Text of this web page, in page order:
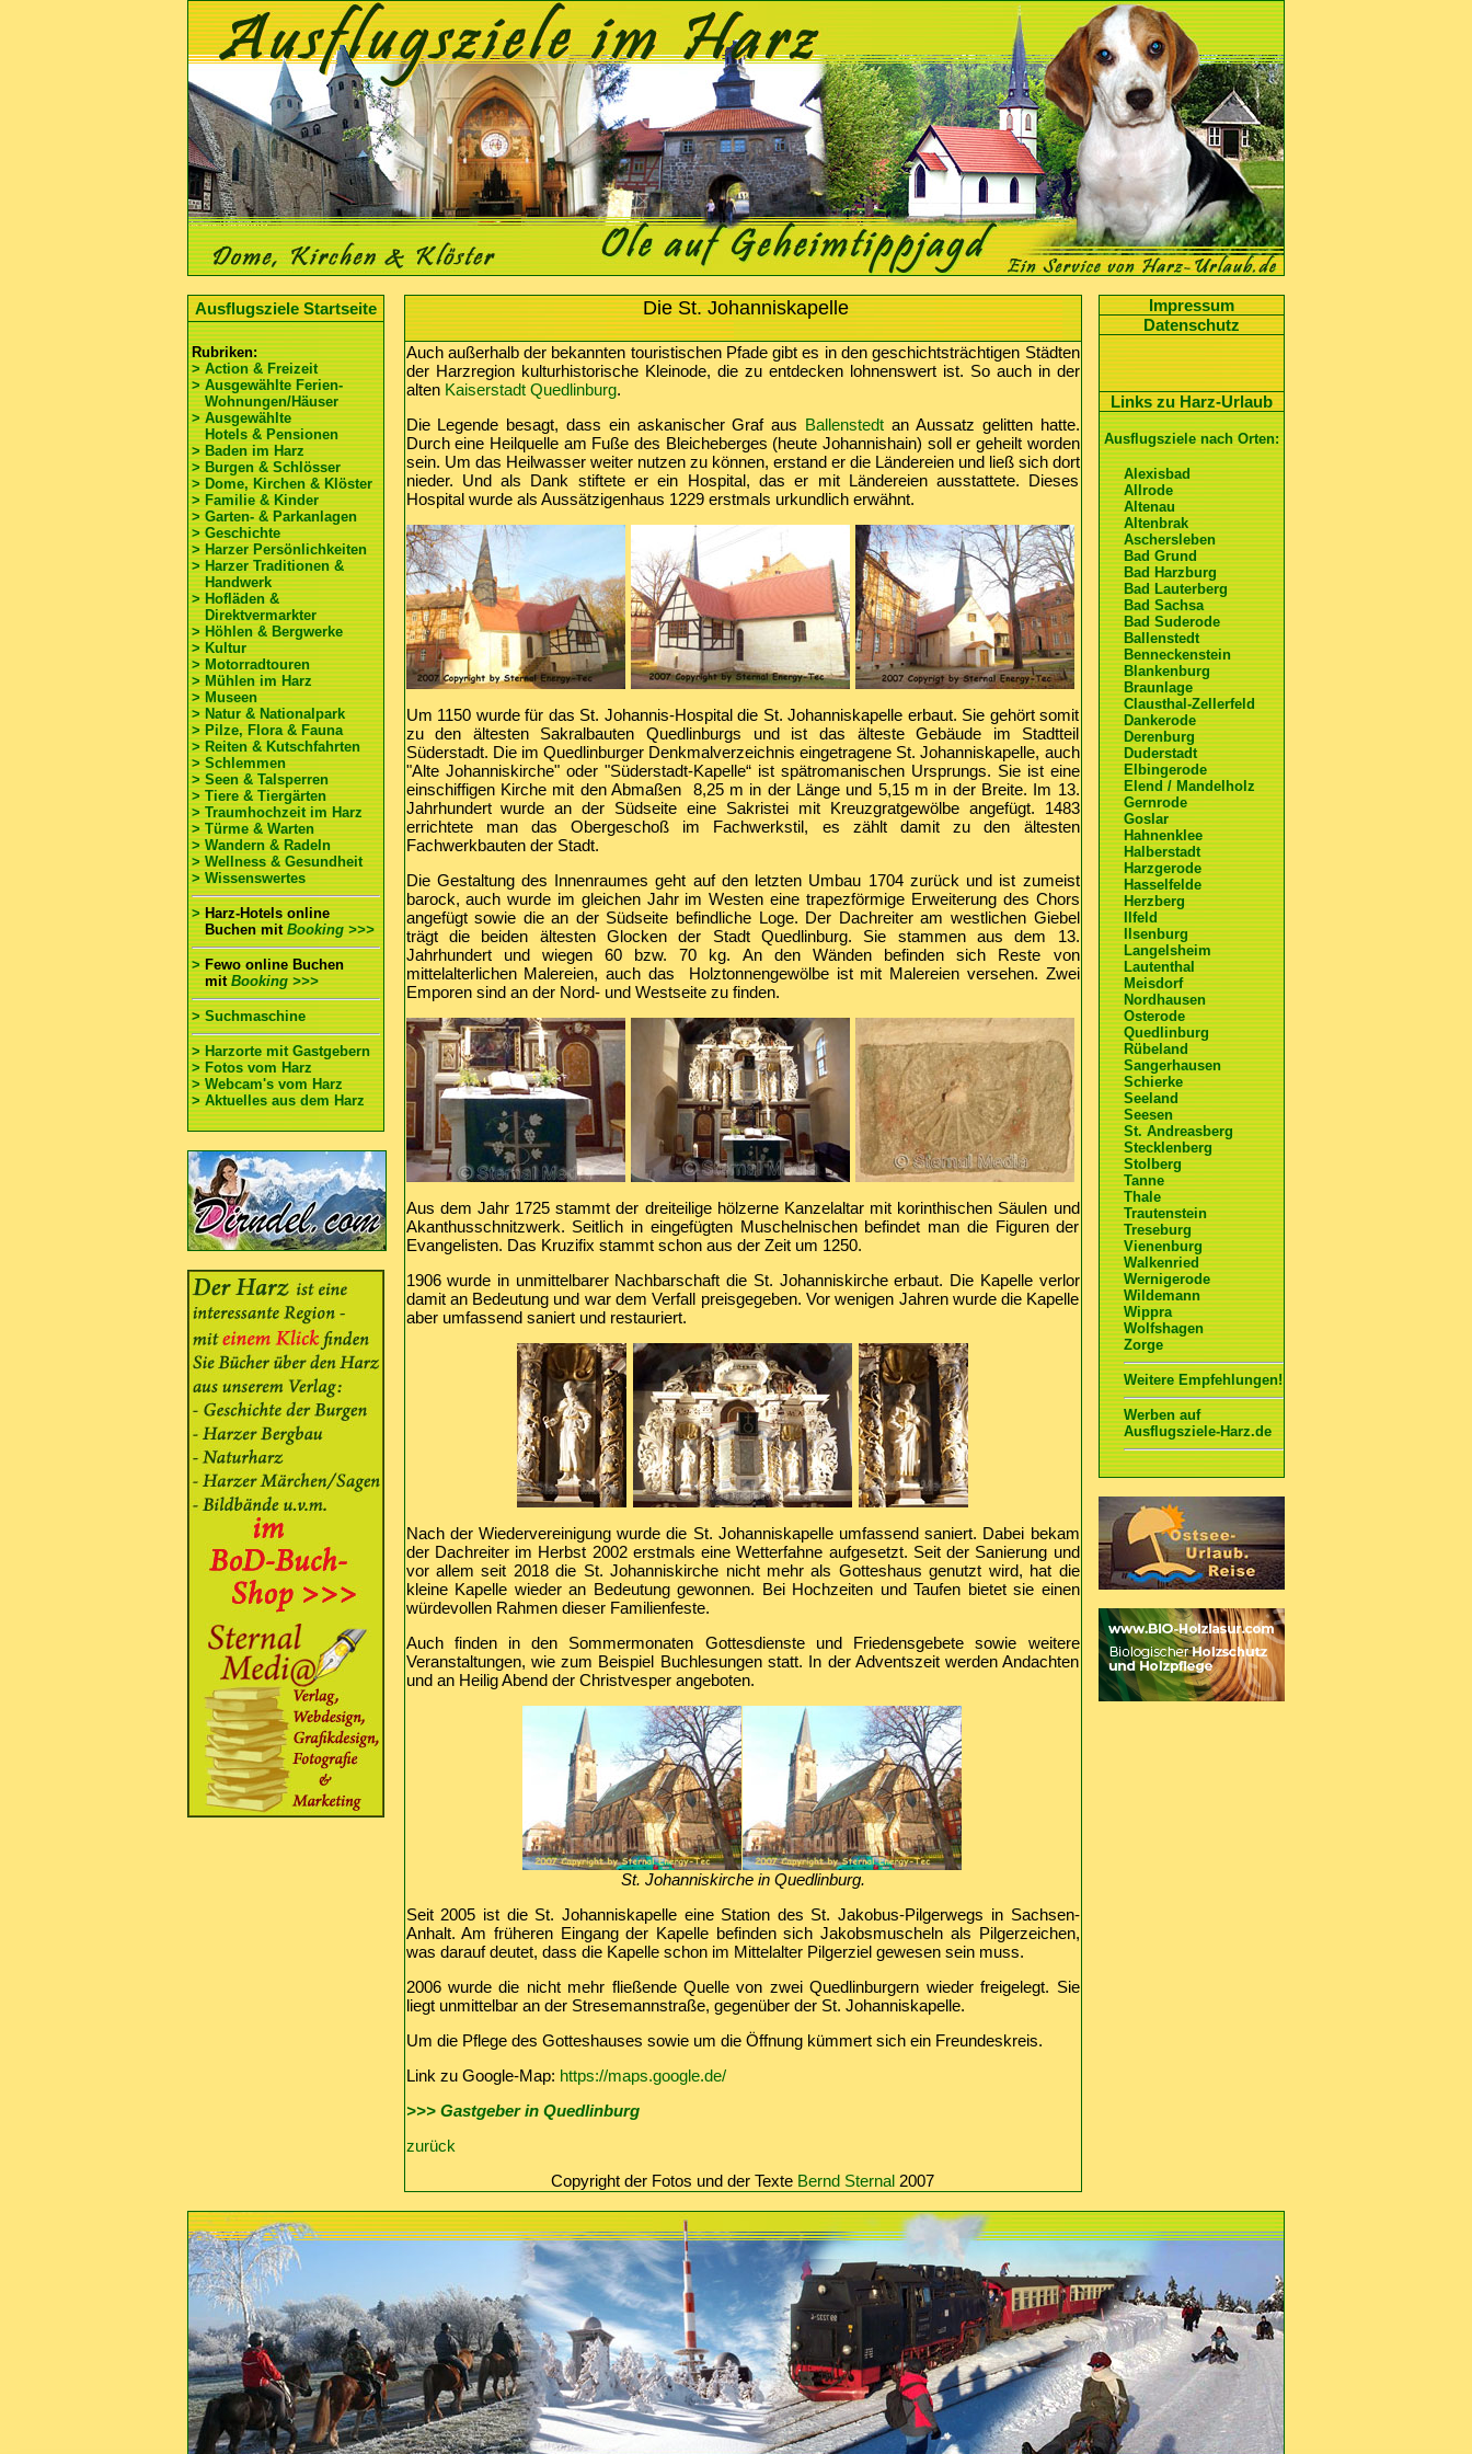
Ausflugsziele Startseite
Rubriken:
> Action & Freizeit
> Ausgewählte Ferien-
Wohnungen/Häuser
> Ausgewählte
Hotels & Pensionen
> Baden im Harz
> Burgen & Schlösser
> Dome, Kirchen & Klöster
> Familie & Kinder
> Garten- & Parkanlagen
> Geschichte
> Harzer Persönlichkeiten
> Harzer Traditionen &
Handwerk
> Hofläden &
Direktvermarkter
> Höhlen & Bergwerke
> Kultur
> Motorradtouren
> Mühlen im Harz
> Museen
> Natur & Nationalpark
> Pilze, Flora & Fauna
> Reiten & Kutschfahrten
> Schlemmen
> Seen & Talsperren
> Tiere & Tiergärten
> Traumhochzeit im Harz
> Türme & Warten
> Wandern & Radeln
> Wellness & Gesundheit
> Wissenswertes
>Harz-Hotels online
Buchen mit Booking >>>
>Fewo online Buchen
mitBooking >>>
> Suchmaschine
> Harzorte mit Gastgebern
> Fotos vom Harz
> Webcam's vom Harz
> Aktuelles aus dem Harz
Die St. Johanniskapelle
Auch außerhalb der bekannten touristischen Pfade gibt es in den geschichtsträchtigen Städten
der Harzregion kulturhistorische Kleinode, die zu entdecken lohnenswert ist. So auch in der
alten Kaiserstadt Quedlinburg.
Die Legende besagt, dass ein askanischer Graf aus Ballenstedt an Aussatz gelitten hatte.
Durch eine Heilquelle am Fuße des Bleicheberges (heute Johannishain) soll er geheilt worden
sein. Um das Heilwasser weiter nutzen zu können, erstand er die Ländereien und ließ sich dort
nieder. Und als Dank stiftete er ein Hospital, das er mit Ländereien ausstattete. Dieses
Hospital wurde als Aussätzigenhaus 1229 erstmals urkundlich erwähnt.
Um 1150 wurde für das St. Johannis-Hospital die St. Johanniskapelle erbaut. Sie gehört somit
zu den ältesten Sakralbauten Quedlinburgs und ist das älteste Gebäude im Stadtteil
Süderstadt. Die im Quedlinburger Denkmalverzeichnis eingetragene St. Johanniskapelle, auch
"Alte Johanniskirche" oder "Süderstadt-Kapelle“ ist spätromanischen Ursprungs. Sie ist eine
einschiffigen Kirche mit den Abmaßen 8,25 m in der Länge und 5,15 m in der Breite. Im 13.
Jahrhundert wurde an der Südseite eine Sakristei mit Kreuzgratgewölbe angefügt. 1483
errichtete man das Obergeschoß im Fachwerkstil, es zählt damit zu den ältesten
Fachwerkbauten der Stadt.
Die Gestaltung des Innenraumes geht auf den letzten Umbau 1704 zurück und ist zumeist
barock, auch wurde im gleichen Jahr im Westen eine trapezförmige Erweiterung des Chors
angefügt sowie die an der Südseite befindliche Loge. Der Dachreiter am westlichen Giebel
trägt die beiden ältesten Glocken der Stadt Quedlinburg. Sie stammen aus dem 13.
Jahrhundert und wiegen 60 bzw. 70 kg. An den Wänden befinden sich Reste von
mittelalterlichen Malereien, auch das Holztonnengewölbe ist mit Malereien versehen. Zwei
Emporen sind an der Nord- und Westseite zu finden.
Aus dem Jahr 1725 stammt der dreiteilige hölzerne Kanzelaltar mit korinthischen Säulen und
Akanthusschnitzwerk. Seitlich in eingefügten Muschelnischen befindet man die Figuren der
Evangelisten. Das Kruzifix stammt schon aus der Zeit um 1250.
1906 wurde in unmittelbarer Nachbarschaft die St. Johanniskirche erbaut. Die Kapelle verlor
damit an Bedeutung und war dem Verfall preisgegeben. Vor wenigen Jahren wurde die Kapelle
aber umfassend saniert und restauriert.
Nach der Wiedervereinigung wurde die St. Johanniskapelle umfassend saniert. Dabei bekam
der Dachreiter im Herbst 2002 erstmals eine Wetterfahne aufgesetzt. Seit der Sanierung und
vor allem seit 2018 die St. Johanniskirche nicht mehr als Gotteshaus genutzt wird, hat die
kleine Kapelle wieder an Bedeutung gewonnen. Bei Hochzeiten und Taufen bietet sie einen
würdevollen Rahmen dieser Familienfeste.
Auch finden in den Sommermonaten Gottesdienste und Friedensgebete sowie weitere
Veranstaltungen, wie zum Beispiel Buchlesungen statt. In der Adventszeit werden Andachten
und an Heilig Abend der Christvesper angeboten.
St. Johanniskirche in Quedlinburg.
Seit 2005 ist die St. Johanniskapelle eine Station des St. Jakobus-Pilgerwegs in Sachsen-
Anhalt. Am früheren Eingang der Kapelle befinden sich Jakobsmuscheln als Pilgerzeichen,
was darauf deutet, dass die Kapelle schon im Mittelalter Pilgerziel gewesen sein muss.
2006 wurde die nicht mehr fließende Quelle von zwei Quedlinburgern wieder freigelegt. Sie
liegt unmittelbar an der Stresemannstraße, gegenüber der St. Johanniskapelle.
Um die Pflege des Gotteshauses sowie um die Öffnung kümmert sich ein Freundeskreis.
Link zu Google-Map: https://maps.google.de/
>>> Gastgeber in Quedlinburg
zurück
Copyright der Fotos und der Texte Bernd Sternal 2007
Impressum
Datenschutz
Links zu Harz-Urlaub
Ausflugsziele nach Orten:
Alexisbad
Allrode
Altenau
Altenbrak
Aschersleben
Bad Grund
Bad Harzburg
Bad Lauterberg
Bad Sachsa
Bad Suderode
Ballenstedt
Benneckenstein
Blankenburg
Braunlage
Clausthal-Zellerfeld
Dankerode
Derenburg
Duderstadt
Elbingerode
Elend / Mandelholz
Gernrode
Goslar
Hahnenklee
Halberstadt
Harzgerode
Hasselfelde
Herzberg
Ilfeld
Ilsenburg
Langelsheim
Lautenthal
Meisdorf
Nordhausen
Osterode
Quedlinburg
Rübeland
Sangerhausen
Schierke
Seeland
Seesen
St. Andreasberg
Stecklenberg
Stolberg
Tanne
Thale
Trautenstein
Treseburg
Vienenburg
Walkenried
Wernigerode
Wildemann
Wippra
Wolfshagen
Zorge
Weitere Empfehlungen!
Werben auf
Ausflugsziele-Harz.de